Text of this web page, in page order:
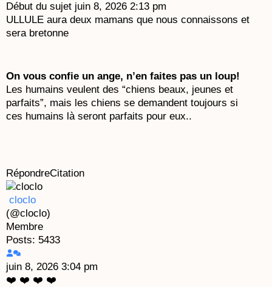
Début du sujet juin 8, 2026 2:13 pm
ULLULE aura deux mamans que nous connaissons et
sera bretonne
On vous confie un ange, n’en faites pas un loup!
Les humains veulent des “chiens beaux, jeunes et
parfaits”, mais les chiens se demandent toujours si
ces humains là seront parfaits pour eux..
RépondreCitation
cloclo
(@cloclo)
Membre
Posts: 5433
juin 8, 2026 3:04 pm
❤️ ❤️ ❤️ ❤️